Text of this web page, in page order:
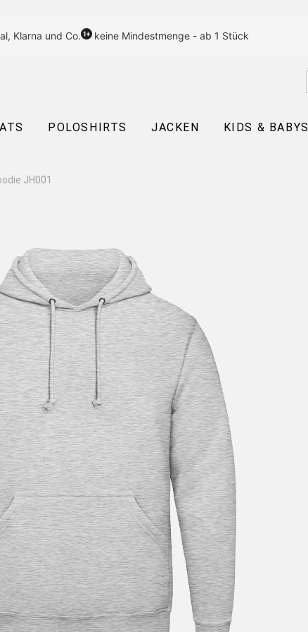
Klarna und Co. keine Mindestmenge - ab 1 Stück
POLOSHIRTS JACKEN KIDS & BABYS
JH001